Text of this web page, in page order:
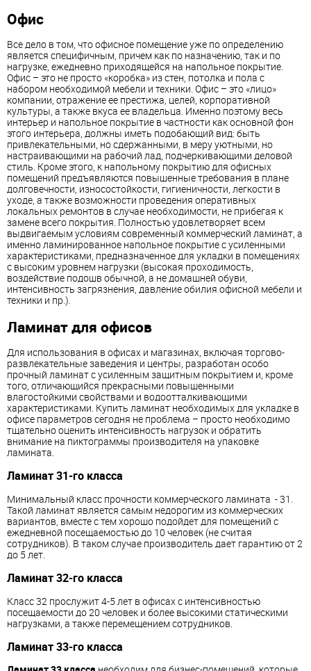
Офис
Все дело в том, что офисное помещение уже по определению
является специфичным, причем как по назначению, так и по
нагрузке, ежедневно приходящейся на напольное покрытие.
Офис – это не просто «коробка» из стен, потолка и пола с
набором необходимой мебели и техники. Офис – это «лицо»
компании, отражение ее престижа, целей, корпоративной
культуры, а также вкуса ее владельца. Именно поэтому весь
интерьер и напольное покрытие в частности как основной фон
этого интерьера, должны иметь подобающий вид: быть
привлекательными, но сдержанными, в меру уютными, но
настраивающими на рабочий лад, подчеркивающими деловой
стиль. Кроме этого, к напольному покрытию для офисных
помещений предъявляются повышенные требования в плане
долговечности, износостойкости, гигиеничности, легкости в
уходе, а также возможности проведения оперативных
локальных ремонтов в случае необходимости, не прибегая к
замене всего покрытия. Полностью удовлетворяет всем
выдвигаемым условиям современный коммерческий ламинат, а
именно ламинированное напольное покрытие с усиленными
характеристиками, предназначенное для укладки в помещениях
с высоким уровнем нагрузки (высокая проходимость,
воздействие подошв обычной, а не домашней обуви,
интенсивность загрязнения, давление обилия офисной мебели и
техники и пр.).
Ламинат для офисов
Для использования в офисах и магазинах, включая торгово-
развлекательные заведения и центры, разработан особо
прочный ламинат с усиленным защитным покрытием и, кроме
того, отличающийся прекрасными повышенными
влагостойкими свойствами и водоотталкивающими
характеристиками. Купить ламинат необходимых для укладке в
офисе параметров сегодня не проблема – просто необходимо
тщательно оценить интенсивность нагрузок и обратить
внимание на пиктограммы производителя на упаковке
ламината.
Ламинат 31-го класса
Минимальный класс прочности коммерческого ламината - 31.
Такой ламинат является самым недорогим из коммерческих
вариантов, вместе с тем хорошо подойдет для помещений с
ежедневной посещаемостью до 10 человек (не считая
сотрудников). В таком случае производитель дает гарантию от 2
до 5 лет.
Ламинат 32-го класса
Класс 32 прослужит 4-5 лет в офисах с интенсивностью
посещаемости до 20 человек и более высокими статическими
нагрузками, а также перемещением сотрудников.
Ламинат 33-го класса